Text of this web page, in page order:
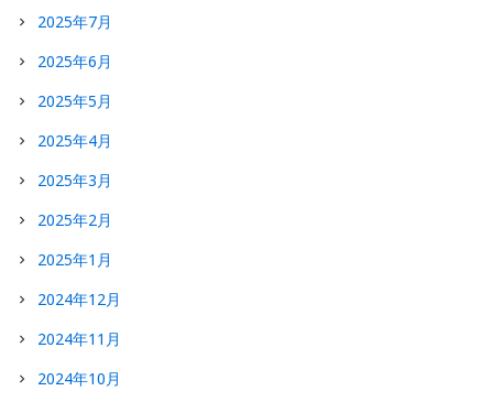
2025年7月
2025年6月
2025年5月
2025年4月
2025年3月
2025年2月
2025年1月
2024年12月
2024年11月
2024年10月